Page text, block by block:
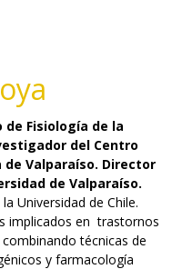
Fisiología de la
del Centro
Valparaíso. Director
de Valparaíso.
Universidad de Chile.
implicados en trastornos
técnicas de
y farmacología